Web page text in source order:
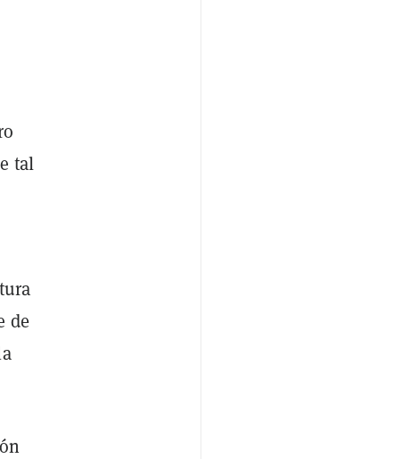
tal
de